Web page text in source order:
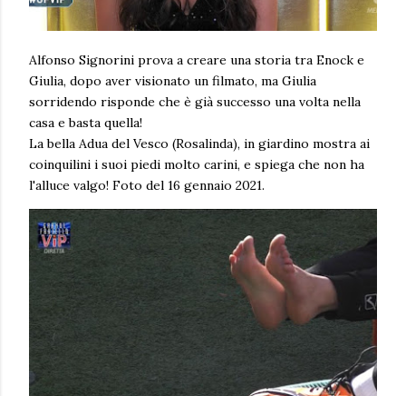
Alfonso Signorini prova a creare una storia tra Enock e
Giulia, dopo aver visionato un filmato, ma Giulia
sorridendo risponde che è già successo una volta nella
casa e basta quella!
La bella Adua del Vesco (Rosalinda), in giardino mostra ai
coinquilini i suoi piedi molto carini, e spiega che non ha
l'alluce valgo! Foto del 16 gennaio 2021.